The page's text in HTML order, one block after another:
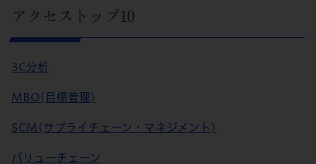
アクセストップ10
3C分析
MBO(目標管理)
SCM(サプライチェーン・マネジメント)
バリューチェーン